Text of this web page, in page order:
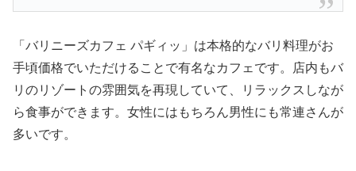
「バリニーズカフェ パギィッ」は本格的なバリ料理がお
手頃価格でいただけることで有名なカフェです。店内もバ
リのリゾートの雰囲気を再現していて、リラックスしなが
ら食事ができます。女性にはもちろん男性にも常連さんが
多いです。